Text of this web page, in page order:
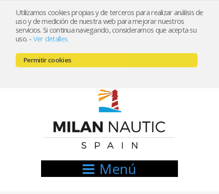
Utilizamos cookies propias y de terceros para realizar análisis de
uso y de medición de nuestra web para mejorar nuestros
servicios. Si continua navegando, consideramos que acepta su
uso. - Ver detalles
Permitir cookies
Registrarse Mi cuenta
666521122 // 654999333
Menú